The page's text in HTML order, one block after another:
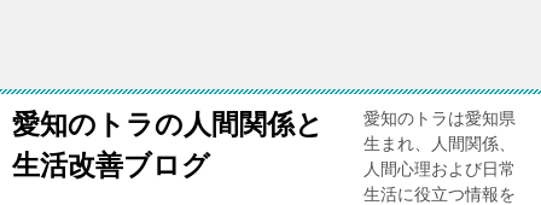
愛知のトラの人間関係と
生活改善ブログ
愛知のトラは愛知県
生まれ、人間関係、
人間心理および日常
生活に役立つ情報を